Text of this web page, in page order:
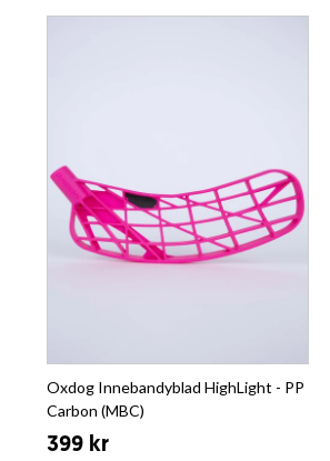
Oxdog Innebandyblad HighLight - PP
Carbon (MBC)
399 kr